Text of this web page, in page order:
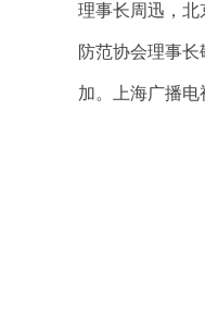
理事长周迅，
防范协会理事
加。上海广播电